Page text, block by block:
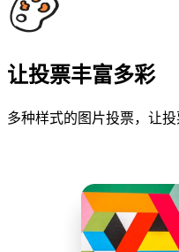
让投票丰富多彩
多种样式的图片投票，让投